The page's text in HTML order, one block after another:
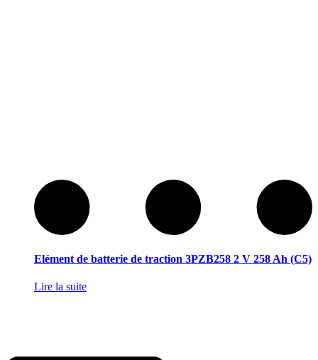
Elément de batterie de traction 3PZB258 2 V 258 Ah (C5)
Lire la suite